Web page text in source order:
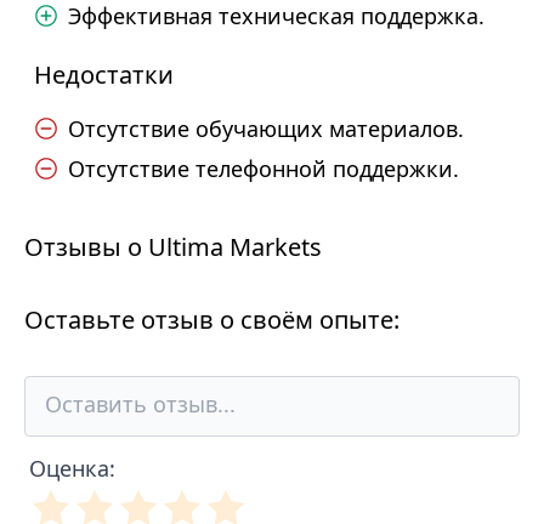
Эффективная техническая поддержка.
Недостатки
Отсутствие обучающих материалов.
Отсутствие телефонной поддержки.
Отзывы о Ultima Markets
Оставьте отзыв о своём опыте:
Оценка: